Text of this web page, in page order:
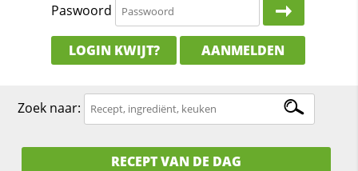
Paswoord
LOGIN KWIJT? AANMELDEN
Zoek naar:
RECEPT VAN DE DAG